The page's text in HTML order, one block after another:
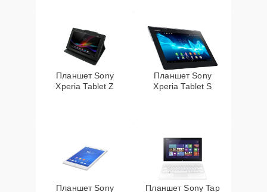
Планшет Sony
Xperia Tablet Z
Планшет Sony
Xperia Tablet S
Планшет Sony
Планшет Sony Tap